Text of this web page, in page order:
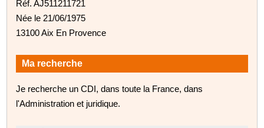
Réf. AJ511211721
Née le 21/06/1975
13100 Aix En Provence
Ma recherche
Je recherche un CDI, dans toute la France, dans
l'Administration et juridique.